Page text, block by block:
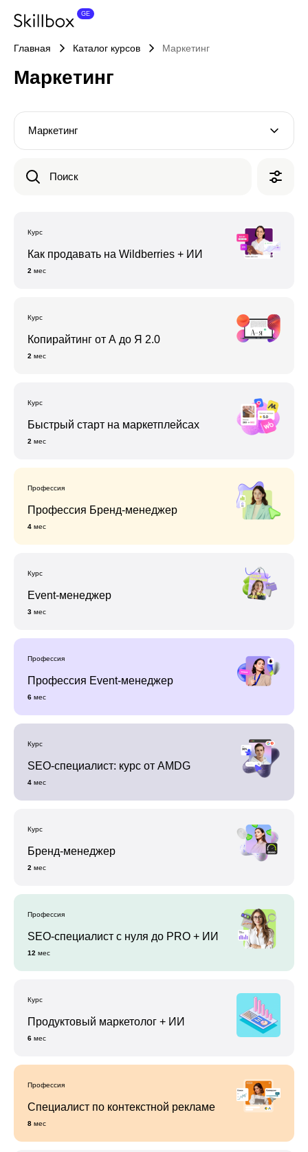
Главная Каталог курсов Маркетинг
Маркетинг
Маркетинг
Поиск
Курс
Как продавать на Wildberries + ИИ
2 мес
Курс
Копирайтинг от А до Я 2.0
2 мес
Курс
Быстрый старт на маркетплейсах
2 мес
Профессия
Профессия Бренд-менеджер
4 мес
Курс
Event-менеджер
3 мес
Профессия
Профессия Event-менеджер
6 мес
Курс
SEO-специалист: курс от AMDG
4 мес
Курс
Бренд-менеджер
2 мес
Профессия
SEO-специалист c нуля до PRO + ИИ
12 мес
Курс
Продуктовый маркетолог + ИИ
6 мес
Профессия
Специалист по контекстной рекламе
8 мес